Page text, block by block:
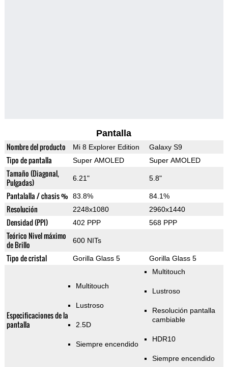
Pantalla
Nombre del producto Mi 8 Explorer Edition Galaxy S9
Tipo de pantalla Super AMOLED Super AMOLED
Tamaño (Diagonal,
Pulgadas)
6.21" 5.8"
Pantalalla / chasis % 83.8% 84.1%
Resolución 2248x1080 2960x1440
Densidad (PPI) 402 PPP 568 PPP
Teórico Nivel máximo
de Brillo
600 NITs
Tipo de cristal Gorilla Glass 5 Gorilla Glass 5
Especificaciones de la
pantalla
Multitouch
Lustroso
2.5D
Siempre encendido
Multitouch
Lustroso
Resolución pantalla
cambiable
HDR10
Siempre encendido